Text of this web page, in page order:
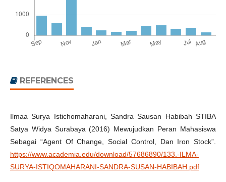
REFERENCES
Ilmaa Surya Istichomaharani, Sandra Sausan Habibah STIBA
Satya Widya Surabaya (2016) Mewujudkan Peran Mahasiswa
Sebagai “Agent Of Change, Social Control, Dan Iron Stock”.
https://www.academia.edu/download/57686890/133.-ILMA-
SURYA-ISTIQOMAHARANI-SANDRA-SUSAN-HABIBAH.pdf